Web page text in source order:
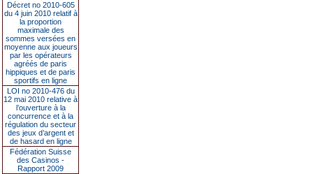
Décret no 2010-605
du 4 juin 2010 relatif à
la proportion
maximale des
sommes versées en
moyenne aux joueurs
par les opérateurs
agréés de paris
hippiques et de paris
sportifs en ligne
LOI no 2010-476 du
12 mai 2010 relative à
l’ouverture à la
concurrence et à la
régulation du secteur
des jeux d’argent et
de hasard en ligne
Fédération Suisse
des Casinos -
Rapport 2009